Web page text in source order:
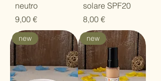
neutro
Prezzo
9,00 €
solare SPF20
Prezzo
8,00 €
new new